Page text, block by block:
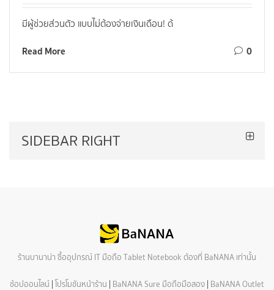
มีผู้ช่วยส่วนตัว แบบไม่ต้องจ่ายเงินเดือน! ด้
Read More 0
SIDEBAR RIGHT
ร้านบานาน่า ซื้ออุปกรณ์ IT มือถือ Tablet Notebook ต้องที่ BaNANA เท่านั้น
ช้อปออนไลน์ | โปรโมชันหน้าร้าน | BaNANA Sure มือถือมือสอง | BaNANA Outlet